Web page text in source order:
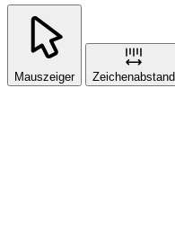
Mauszeiger Zeichenabstand